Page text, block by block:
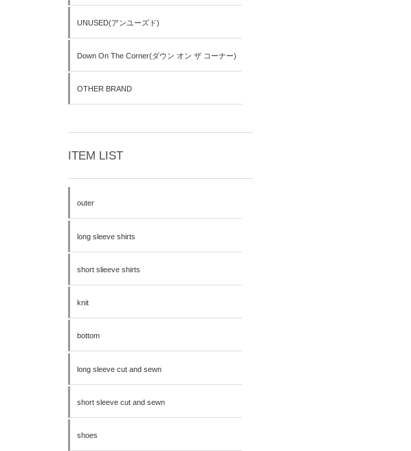
UNUSED(アンユーズド)
Down On The Corner(ダウン オン ザ コーナー)
OTHER BRAND
ITEM LIST
outer
long sleeve shirts
short slieeve shirts
knit
bottom
long sleeve cut and sewn
short sleeve cut and sewn
shoes